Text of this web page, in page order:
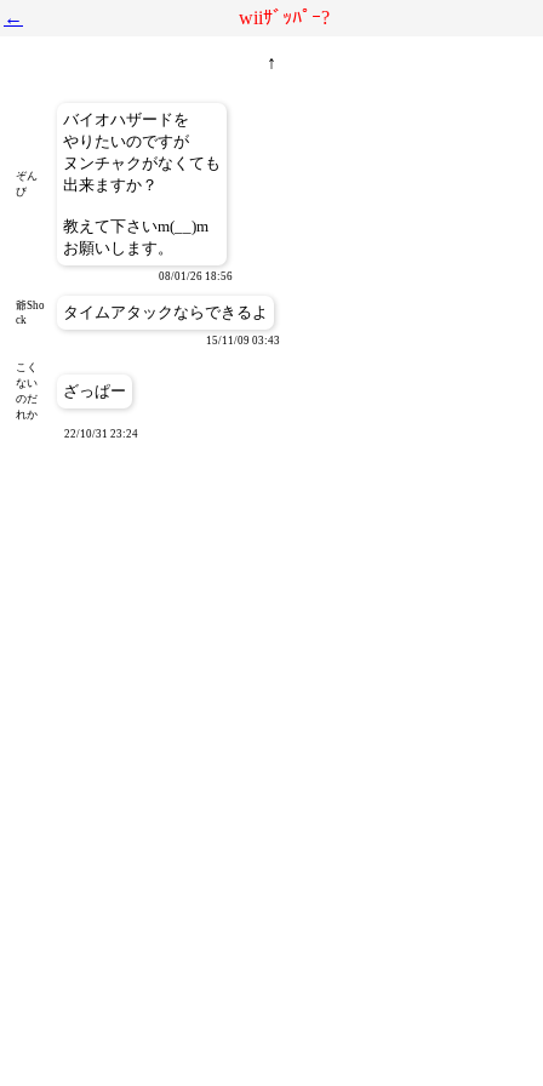
← wiiｻﾞｯﾊﾟｰ?
↑
ぞん
び
バイオハザードを
やりたいのですが
ヌンチャクがなくても
出来ますか？
教えて下さいm(__)m
お願いします。
08/01/26 18:56
爺Sho
ck
タイムアタックならできるよ
15/11/09 03:43
こく
ない
のだ
れか
ざっぱー
22/10/31 23:24